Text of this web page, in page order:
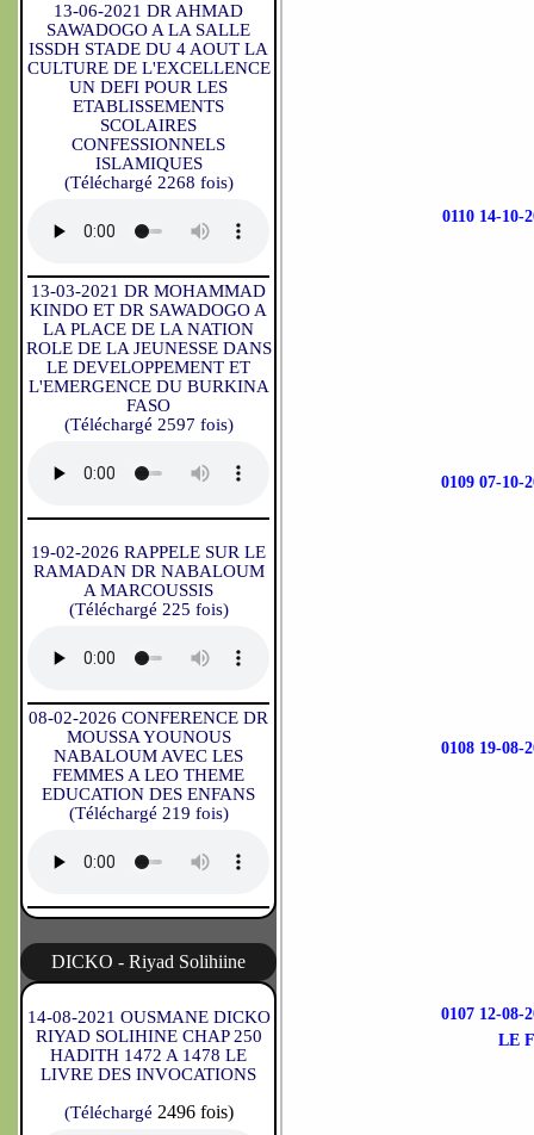
13-06-2021 DR AHMAD
SAWADOGO A LA SALLE
ISSDH STADE DU 4 AOUT LA
CULTURE DE L'EXCELLENCE
UN DEFI POUR LES
ETABLISSEMENTS
SCOLAIRES
CONFESSIONNELS
ISLAMIQUES
(Téléchargé 2268 fois)
13-03-2021 DR MOHAMMAD
KINDO ET DR SAWADOGO A
LA PLACE DE LA NATION
ROLE DE LA JEUNESSE DANS
LE DEVELOPPEMENT ET
L'EMERGENCE DU BURKINA
FASO
(Téléchargé 2597 fois)
19-02-2026 RAPPELE SUR LE
RAMADAN DR NABALOUM
A MARCOUSSIS
(Téléchargé 225 fois)
08-02-2026 CONFERENCE DR
MOUSSA YOUNOUS
NABALOUM AVEC LES
FEMMES A LEO THEME
EDUCATION DES ENFANS
(Téléchargé 219 fois)
DICKO - Riyad Solihiine
14-08-2021 OUSMANE DICKO
RIYAD SOLIHINE CHAP 250
HADITH 1472 A 1478 LE
LIVRE DES INVOCATIONS
(Téléchargé 2496 fois)
0110 14-
0109 07-
0108 19-
0107 12-
LE